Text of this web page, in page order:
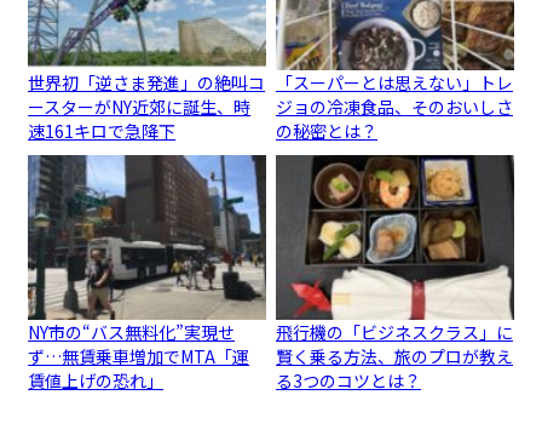
世界初「逆さま発進」の絶叫コ
ースターがNY近郊に誕生、時
速161キロで急降下
「スーパーとは思えない」トレ
ジョの冷凍食品、そのおいしさ
の秘密とは？
NY市の“バス無料化”実現せ
ず…無賃乗車増加でMTA「運
賃値上げの恐れ」
飛行機の「ビジネスクラス」に
賢く乗る方法、旅のプロが教え
る3つのコツとは？